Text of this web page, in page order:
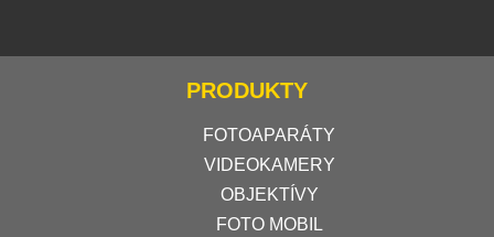
PRODUKTY
FOTOAPARÁTY
VIDEOKAMERY
OBJEKTÍVY
FOTO MOBIL